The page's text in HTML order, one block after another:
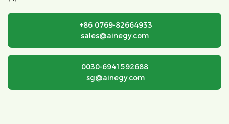
+86 0769-82664933
sales@ainegy.com
0030-6941592688
sg@ainegy.com